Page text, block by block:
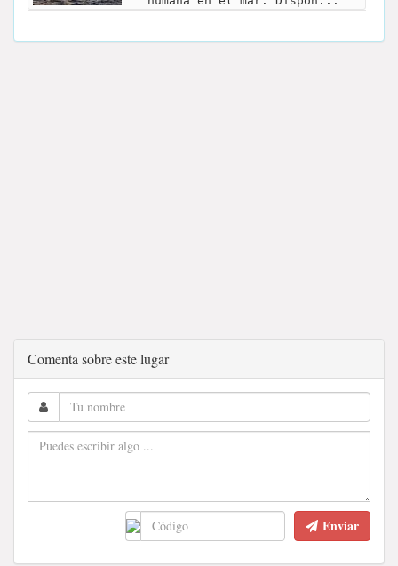
Comenta sobre este lugar
Enviar